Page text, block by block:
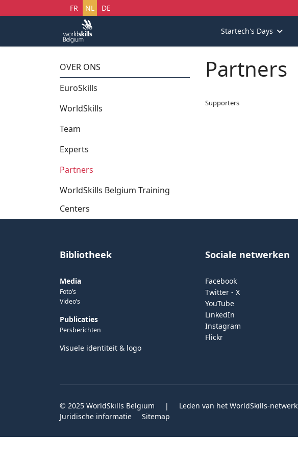
Selecteer uw taal
FR NL DE
Startech's Days
OVER ONS
EuroSkills
WorldSkills
Team
Experts
Partners
WorldSkills Belgium Training
Centers
Partners
Supporters
Bibliotheek
Media
Foto’s
Video’s
Publicaties
Persberichten
Visuele identiteit & logo
Sociale netwerken
Facebook
Twitter - X
YouTube
LinkedIn
Instagram
Flickr
© 2025 WorldSkills Belgium | Leden van het WorldSkills-netwerk
Juridische informatie
Sitemap